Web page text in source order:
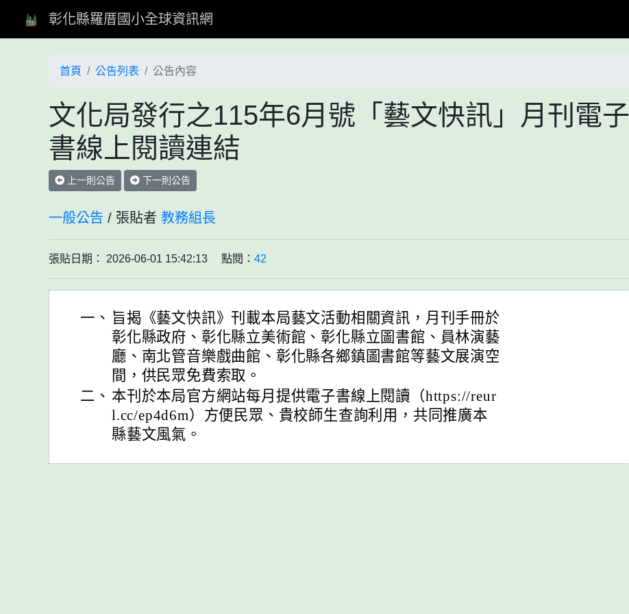
彰化縣羅厝國小全球資訊網
首頁 公告列表 公告內容
文化局發行之115年6月號「藝文快訊」月刊電子
書線上閱讀連結
上一則公告 下一則公告
一般公告 / 張貼者 教務組長
張貼日期： 2026-06-01 15:42:13 點閱： 42
一、 旨揭《藝文快訊》刊載本局藝文活動相關資訊，月刊手冊於
彰化縣政府、彰化縣立美術館、彰化縣立圖書館、員林演藝
廳、南北管音樂戲曲館、彰化縣各鄉鎮圖書館等藝文展演空
間，供民眾免費索取。
二、 本刊於本局官方網站每月提供電子書線上閱讀（https://reur
l.cc/ep4d6m）方便民眾、貴校師生查詢利用，共同推廣本
縣藝文風氣。